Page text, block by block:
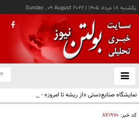
يکشنبه ۱۸ مرداد ۱۴۰۵ |
Sunday , 09 August 2026
باز
و
نمایشگاه صنایع‌دستی «از ریشه تا امروز» - کرج
کد خبر: ۸۷۱۹۷۰